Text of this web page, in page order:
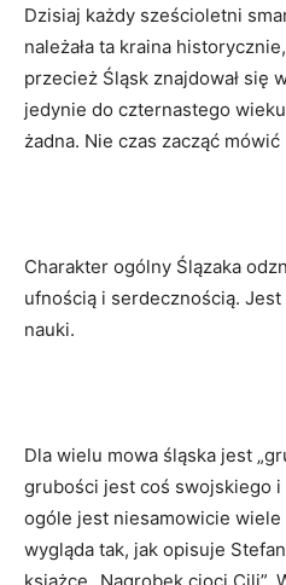
Dzisiaj każdy sześcioletni
należała ta kraina
przecież Śląsk znajdował się
jedynie do czternastego
żadna. Nie czas zacząć mówić
Charakter ogólny Ślązaka
ufnością i serdecznością. Jest
nauki.
Dla wielu mowa śląska jest
grubości jest coś swojskiego i
ogóle jest niesamowicie
wygląda tak, jak opisuje